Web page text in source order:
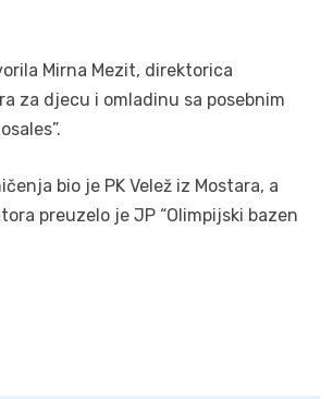
Mirna Mezit, direktorica
za djecu i omladinu sa posebnim
bio je PK Velež iz Mostara, a
preuzelo je JP “Olimpijski bazen